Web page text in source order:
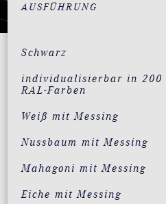
AUSFÜHRUNG
Schwarz
individualisierbar in 200
RAL-Farben
Weiß mit Messing
Nussbaum mit Messing
Mahagoni mit Messing
Eiche mit Messing